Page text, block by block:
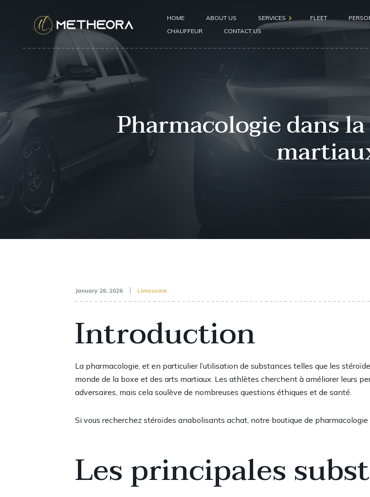
HOME ABOUT US SERVICES
Airport pickup
Seaport pickup
FLEET
CHAUFFEUR
CONTACT US
Pharmacologie dans
January 26, 2026 Limousine
Introduction
La pharmacologie, et en particulier l’utilisation de substances telles que les
monde de la boxe et des arts martiaux. Les athlètes cherchent à améliorer leurs
adversaires, mais cela soulève de nombreuses questions éthiques et de santé.
Si vous recherchez stéroïdes anabolisants achat, notre boutique de
Les principales